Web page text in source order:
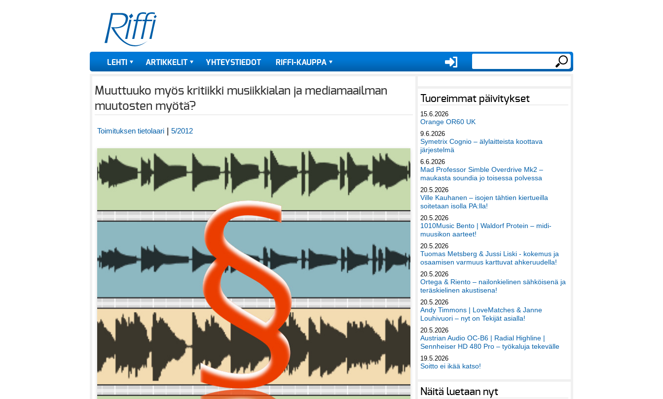
LEHTI ARTIKKELIT YHTEYSTIEDOT RIFFI-KAUPPA
Muuttuuko myös kritiikki musiikkialan ja mediamaailman
muutosten myötä?
Toimituksen tietolaari | 5/2012
Tuoreimmat päivitykset
15.6.2026
Orange OR60 UK
9.6.2026
Symetrix Cognio – älylaitteista koottava
järjestelmä
6.6.2026
Mad Professor Simble Overdrive Mk2 –
maukasta soundia jo toisessa polvessa
20.5.2026
Ville Kauhanen – isojen tähtien kiertueilla
soitetaan isolla PA:lla!
20.5.2026
1010Music Bento | Waldorf Protein – midi-
muusikon aarteet!
20.5.2026
Tuomas Metsberg & Jussi Liski - kokemus ja
osaamisen varmuus karttuvat ahkeruudella!
20.5.2026
Ortega & Riento – nailonkielinen sähköisenä ja
teräskielinen akustisena!
20.5.2026
Andy Timmons | LoveMatches & Janne
Louhivuori – nyt on Tekijät asialla!
20.5.2026
Austrian Audio OC-B6 | Radial Highline |
Sennheiser HD 480 Pro – työkaluja tekevälle
19.5.2026
Soitto ei ikää katso!
Näitä luetaan nyt